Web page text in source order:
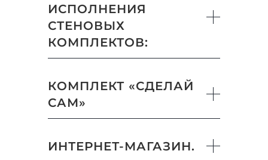
ИСПОЛНЕНИЯ
СТЕНОВЫХ
КОМПЛЕКТОВ:
КОМПЛЕКТ «СДЕЛАЙ
САМ»
ИНТЕРНЕТ-МАГАЗИН.